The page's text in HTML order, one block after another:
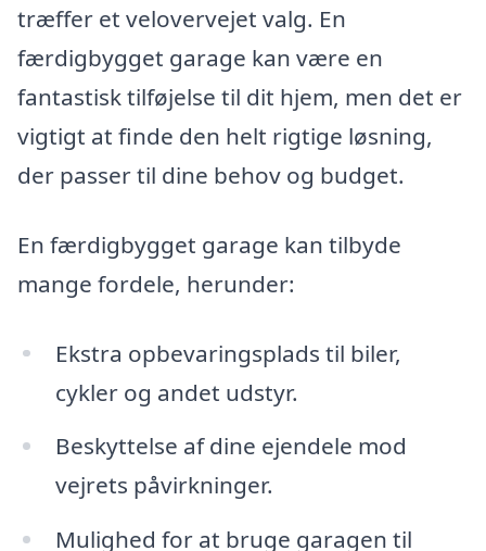
træffer et velovervejet valg. En
færdigbygget garage kan være en
fantastisk tilføjelse til dit hjem, men det er
vigtigt at finde den helt rigtige løsning,
der passer til dine behov og budget.
En færdigbygget garage kan tilbyde
mange fordele, herunder:
Ekstra opbevaringsplads til biler,
cykler og andet udstyr.
Beskyttelse af dine ejendele mod
vejrets påvirkninger.
Mulighed for at bruge garagen til